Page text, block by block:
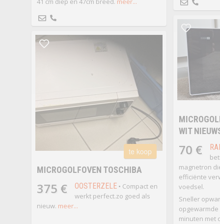
WIT
70 €
magnetron
efficiënte
voedsel.
Sneller
minuten met
te koop
MICROGOLFOVEN TOSCHIBA
375 € OOSTERZELE• Compact en
werkt perfect.zo goed als
nieuw. meer...